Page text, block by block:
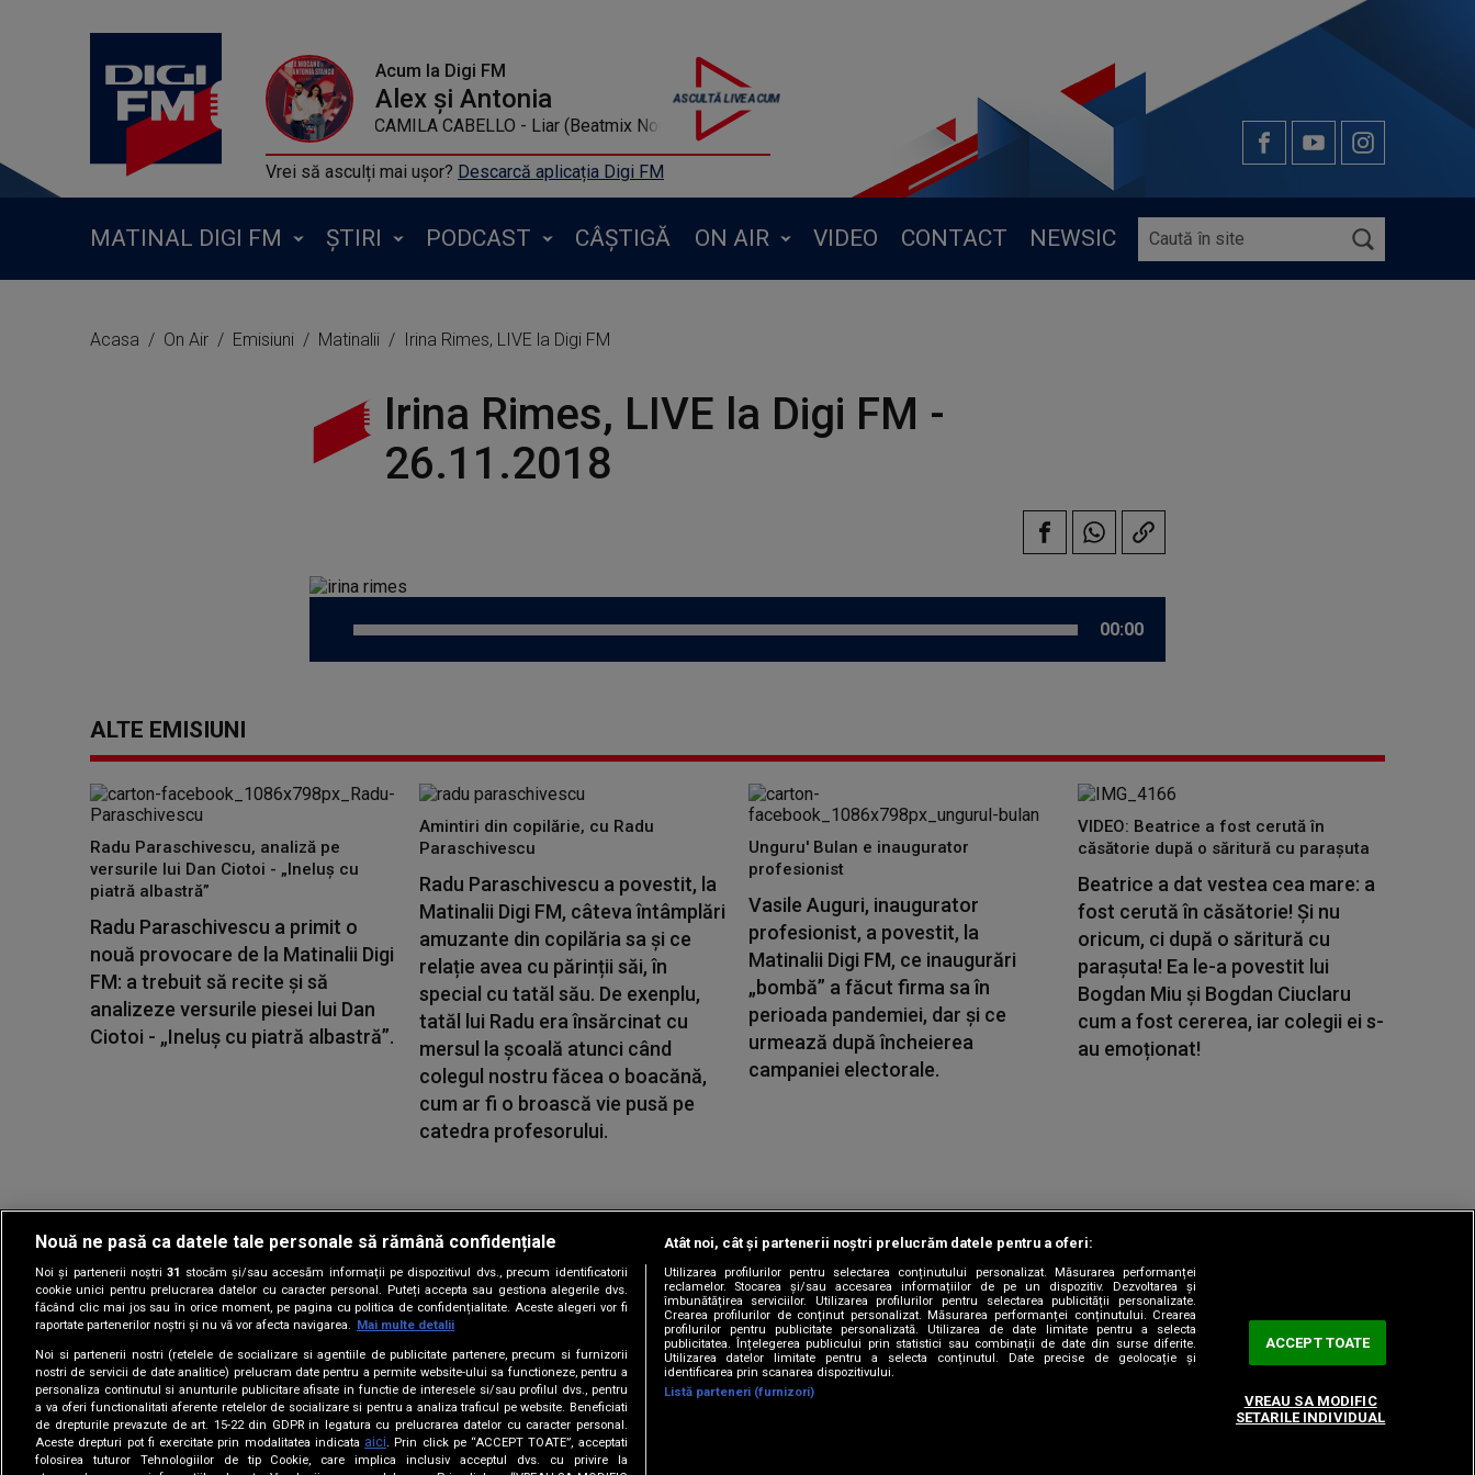
Acum la Digi FM
Alex și Antonia
CAMILA CABELLO - Liar (Beatmix Nou)
Vrei să asculți mai ușor? Descarcă aplicația Digi FM
MATINAL DIGI FM ȘTIRI PODCAST CÂȘTIGĂ ON AIR VIDEO CONTACT NEWSIC
Acasa On Air Emisiuni Matinalii Irina Rimes, LIVE la Digi FM
Irina Rimes, LIVE la Digi FM -
26.11.2018
00:00
ALTE EMISIUNI
Radu Paraschivescu, analiză pe
versurile lui Dan Ciotoi - „Ineluș cu
piatră albastră”
Radu Paraschivescu a primit o
nouă provocare de la Matinalii Digi
FM: a trebuit să recite și să
analizeze versurile piesei lui Dan
Ciotoi - „Ineluș cu piatră albastră”.
Amintiri din copilărie, cu Radu
Paraschivescu
Radu Paraschivescu a povestit, la
Matinalii Digi FM, câteva întâmplări
amuzante din copilăria sa și ce
relație avea cu părinții săi, în
special cu tatăl său. De exenplu,
tatăl lui Radu era însărcinat cu
mersul la școală atunci când
colegul nostru făcea o boacănă,
cum ar fi o broască vie pusă pe
catedra profesorului.
Unguru' Bulan e inaugurator
profesionist
Vasile Auguri, inaugurator
profesionist, a povestit, la
Matinalii Digi FM, ce inaugurări
„bombă” a făcut firma sa în
perioada pandemiei, dar și ce
urmează după încheierea
campaniei electorale.
VIDEO: Beatrice a fost cerută în
căsătorie după o săritură cu parașuta
Beatrice a dat vestea cea mare: a
fost cerută în căsătorie! Și nu
oricum, ci după o săritură cu
parașuta! Ea le-a povestit lui
Bogdan Miu și Bogdan Ciuclaru
cum a fost cererea, iar colegii ei s-
au emoționat!
Copyright © 2026 / DIGI ROMANIA S.A.
Gestionați preferințele|Termeni și condiții |Politica de confidențialitate|Contact/Info| Codul etic|Sitemap
Urmărește-ne și pe
Nouă ne pasă ca datele tale personale să rămână confidențiale
Noi și partenerii noștri31 stocăm și/sau accesăm informații pe dispozitivul dvs., precum identificatorii
cookie unici pentru prelucrarea datelor cu caracter personal. Puteți accepta sau gestiona alegerile dvs.
făcând clic mai jos sau în orice moment, pe pagina cu politica de confidențialitate. Aceste alegeri vor fi
raportate partenerilor noștri și nu vă vor afecta navigarea. Mai multe detalii
Noi si partenerii nostri (retelele de socializare si agentiile de publicitate partenere, precum si furnizorii
nostri de servicii de date analitice) prelucram date pentru a permite website-ului sa functioneze, pentru a
personaliza continutul si anunturile publicitare afisate in functie de interesele si/sau profilul dvs., pentru
a va oferi functionalitati aferente retelelor de socializare si pentru a analiza traficul pe website. Beneficiati
de drepturile prevazute de art. 15-22 din GDPR in legatura cu prelucrarea datelor cu caracter personal.
Aceste drepturi pot fi exercitate prin modalitatea indicata aici. Prin click pe “ACCEPT TOATE”, acceptati
folosirea tuturor Tehnologiilor de tip Cookie, care implica inclusiv acceptul dvs. cu privire la
Atât noi, cât și partenerii noștri prelucrăm datele pentru a oferi:
Utilizarea profilurilor pentru selectarea conținutului personalizat. Măsurarea performanței
reclamelor. Stocarea și/sau accesarea informațiilor de pe un dispozitiv. Dezvoltarea și
îmbunătățirea serviciilor. Utilizarea profilurilor pentru selectarea publicității personalizate.
Crearea profilurilor de conținut personalizat. Măsurarea performanței conținutului. Crearea
profilurilor pentru publicitate personalizată. Utilizarea de date limitate pentru a selecta
publicitatea. Înțelegerea publicului prin statistici sau combinații de date din surse diferite.
Utilizarea datelor limitate pentru a selecta conținutul. Date precise de geolocație și
identificarea prin scanarea dispozitivului.
Listă parteneri (furnizori)
ACCEPT TOATE
VREAU SA MODIFIC
SETARILE INDIVIDUAL